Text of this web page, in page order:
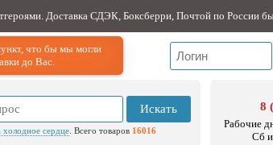
Доставка СДЭК, Боксберри, Почтой по России
что бы мы могли
до Вас.
Искать
холодное сердце . Всего товаров 16016
8
Рабочие
Сб